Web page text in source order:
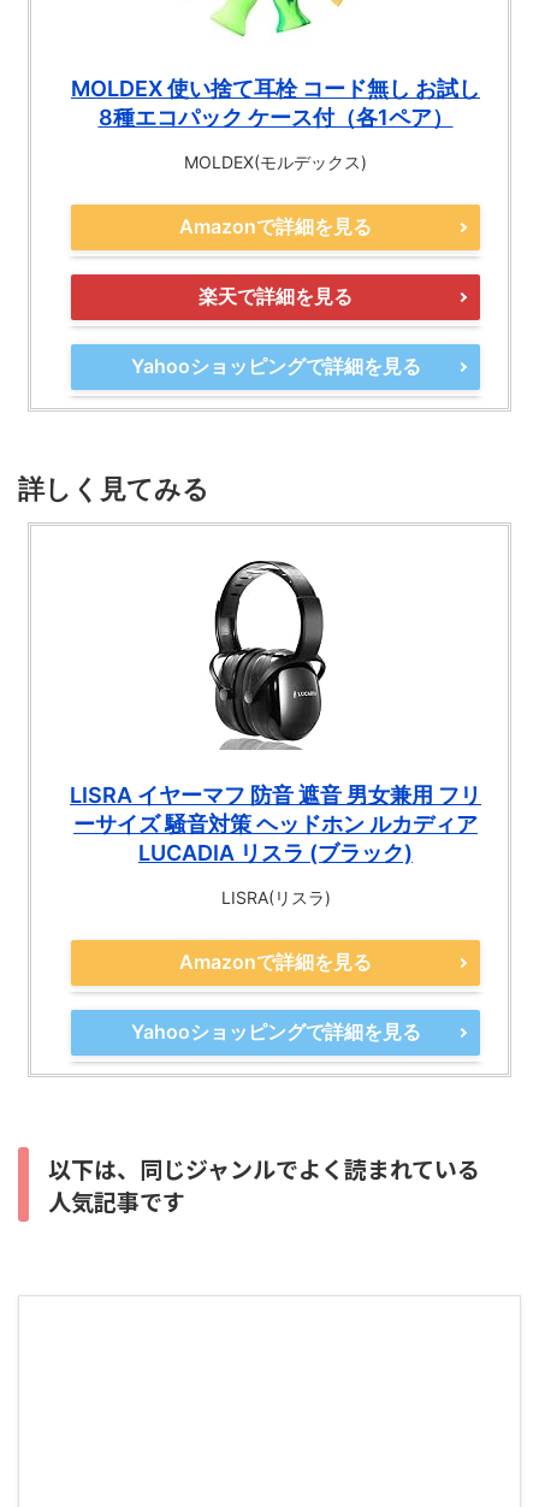
MOLDEX 使い捨て耳栓 コード無し お試し
8種エコパック ケース付（各1ペア）
MOLDEX(モルデックス)
Amazonで詳細を見る
楽天で詳細を見る
Yahooショッピングで詳細を見る
詳しく見てみる
LISRA イヤーマフ 防音 遮音 男女兼用 フリ
ーサイズ 騒音対策 ヘッドホン ルカディア
LUCADIA リスラ (ブラック)
LISRA(リスラ)
Amazonで詳細を見る
Yahooショッピングで詳細を見る
以下は、同じジャンルでよく読まれている
人気記事です